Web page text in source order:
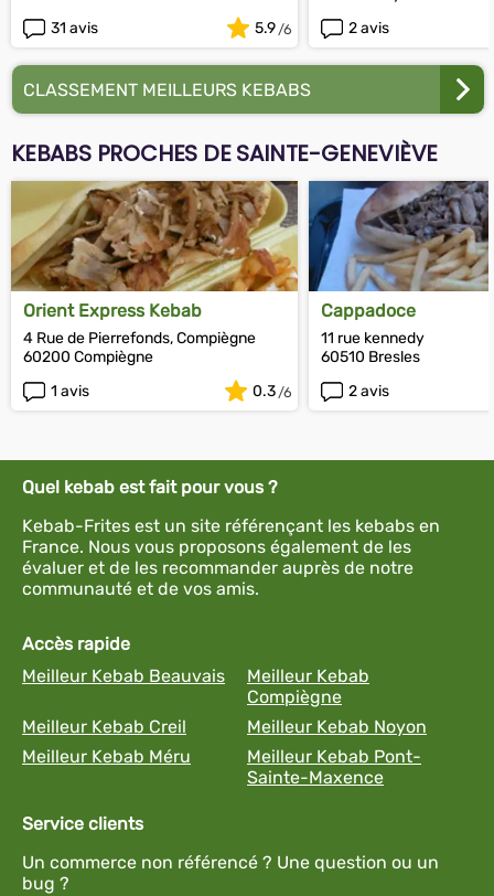
31 avis
5.9
2 avis
CLASSEMENT MEILLEURS KEBABS
KEBABS PROCHES DE SAINTE-GENEVIÈVE
Orient Express Kebab
4 Rue de Pierrefonds, Compiègne
60200 Compiègne
1 avis
0.3
Cappadoce
11 rue kennedy
60510 Bresles
2 avis
Quel kebab est fait pour vous ?
Kebab-Frites est un site référençant les kebabs en
France. Nous vous proposons également de les
évaluer et de les recommander auprès de notre
communauté et de vos amis.
Accès rapide
Meilleur Kebab Beauvais
Meilleur Kebab
Compiègne
Meilleur Kebab Creil
Meilleur Kebab Noyon
Meilleur Kebab Méru
Meilleur Kebab Pont-
Sainte-Maxence
Service clients
Un commerce non référencé ? Une question ou un
bug ?